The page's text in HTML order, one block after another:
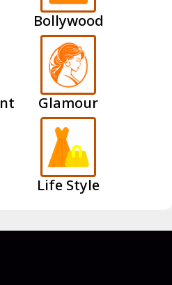
Bollywood
Glamour
Life Style